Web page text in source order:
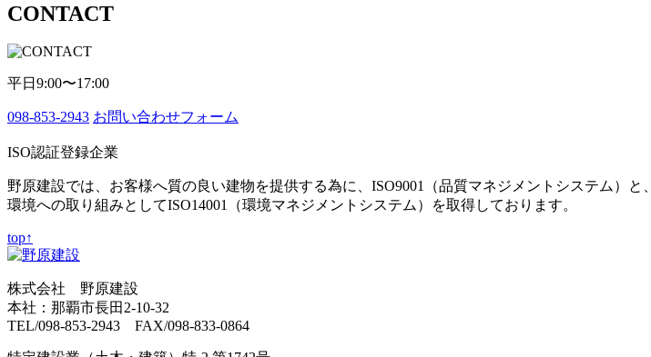
CONTACT
平日9:00〜17:00
098-853-2943 お問い合わせフォーム
ISO認証登録企業
野原建設では、お客様へ質の良い建物を提供する為に、ISO9001（品質マネジメントシステム）と、
環境への取り組みとしてISO14001（環境マネジメントシステム）を取得しております。
top↑
株式会社 野原建設
本社：那覇市長田2-10-32
TEL/098-853-2943 FAX/098-833-0864